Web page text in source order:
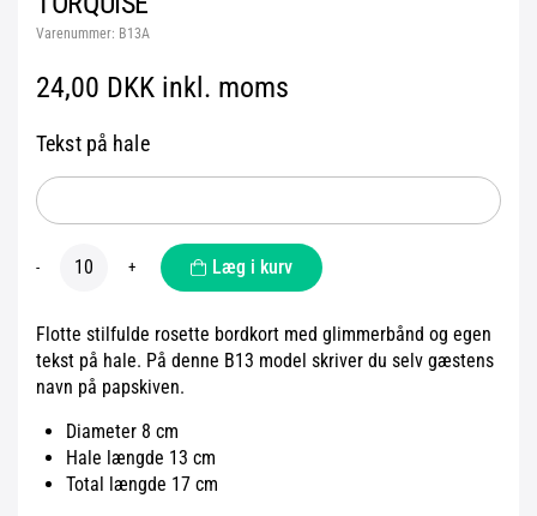
Varenummer: B13A
24,00 DKK inkl. moms
Tekst på hale
- + Læg i kurv
Flotte stilfulde rosette bordkort med glimmerbånd og egen
tekst på hale. På denne B13 model skriver du selv gæstens
navn på papskiven.
Diameter 8 cm
Hale længde 13 cm
Total længde 17 cm